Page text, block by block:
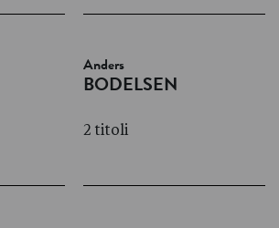
Anders
BODELSEN
2 titoli